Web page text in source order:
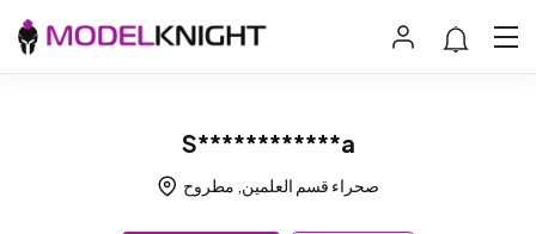
S************a
صحراء قسم العلمين, مطروح